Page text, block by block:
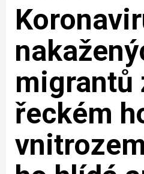
migrantů
řeckém